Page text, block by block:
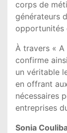
corps de
générateurs
opportunités
À travers «
confirme
un véritable
en offrant
nécessaires
entreprises
Sonia